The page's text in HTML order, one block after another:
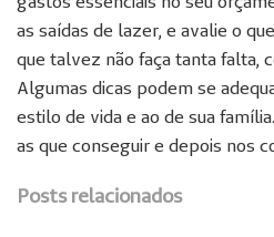
as saídas de lazer, e avalie o
que talvez não faça tanta falta,
Algumas dicas podem se
estilo de vida e ao de sua
as que conseguir e depois nos
Posts relacionados